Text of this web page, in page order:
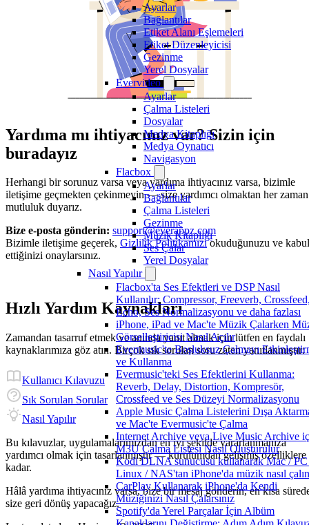
Ayarlar
Bağlantılar
Etiket Alanı Eşlemeleri
Etiket Düzenleyicisi
Gezinme
Yerel Dosyalar
Evervideo
Ayarlar
Çalma Listeleri
Dosyalar
Medya Kitaplığı
Medya Oynatıcı
Navigasyon
Flacbox
Ayarlar
Bağlantılar
Çalma Listeleri
Gezinme
Müzik Kitaplığı
Ses Çalar
Yerel Dosyalar
Nasıl Yapılır
Flacbox'ta Ses Efektleri ve DSP Nasıl
Kullanılır: Compressor, Freeverb,
Echo, Ses Normalizasyonu ve daha fazlası
iPhone, iPad ve Mac'te Müzik Çalarken
Görselleştiricisi Nasıl Açılır
Evermusic'te Boşluksuz Çalmayı
ve Kullanma
Evermusic'teki Ses Efektlerini Kullanma:
Reverb, Delay, Distortion, Kompresör,
Crossfeed ve Ses Düzeyi Normalizasyonu
Apple Music Çalma Listelerini Dışa
ve Mac'te Evermusic'te Çalma
Internet Archive veya Live Music Archive
M3U Çalma Listesi Nasıl Oluşturulur
Kodi DLNA sunucusu kullanarak Mac /
Linux / NAS'tan iPhone'da müzik nasıl
CarPlay Kullanarak iPhone'da Kendi
Müziğinizi Nasıl Çalarsınız
Spotify'da Yerel Parçalar İçin Albüm
Yardıma mı ihtiyacınız var? Sizin için
buradayız
Herhangi bir sorunuz varsa veya yardıma ihtiyacınız varsa, bizimle
iletişime geçmekten çekinmeyin — size yardımcı olmaktan her zaman
mutluluk duyarız.
Bize e-posta gönderin: support@everappz.com
Bizimle iletişime geçerek, Gizlilik Politikamızıokuduğunuzu ve kabul
ettiğinizi onaylarsınız.
Hızlı Yardım Kaynakları
Zamandan tasarruf etmek ve anında yanıt almak için lütfen en faydalı
kaynaklarımıza göz atın. Birçok sık sorulan soru zaten yanıtlanmıştır:
Kullanıcı Kılavuzu
Sık Sorulan Sorular
Nasıl Yapılır
Bu kılavuzlar, uygulamalarımızdan en iyi şekilde yararlanmanıza
yardımcı olmak için tasarlanmıştır — kurulumdan gelişmiş özelliklere
kadar.
Hâlâ yardıma ihtiyacınız varsa, bize bir mesaj gönderin, en kısa
size geri dönüş yapacağız.